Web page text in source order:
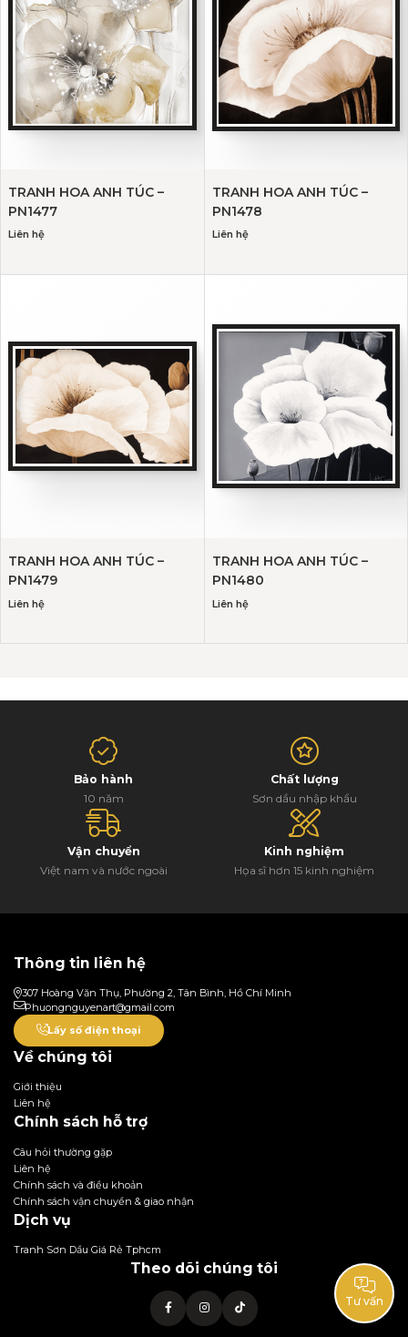
TRANH HOA ANH TÚC –
PN1477
Liên hệ
TRANH HOA ANH TÚC –
PN1478
Liên hệ
TRANH HOA ANH TÚC –
PN1479
Liên hệ
TRANH HOA ANH TÚC –
PN1480
Liên hệ
Bảo hành
10 năm
Chất lượng
Sơn dầu nhập khẩu
Vận chuyển
Việt nam và nước ngoài
Kinh nghiệm
Họa sĩ hơn 15 kinh nghiệm
Thông tin liên hệ
307 Hoàng Văn Thụ, Phường 2, Tân Bình, Hồ Chí Minh
Phuongnguyenart@gmail.com
Lấy số điện thoại
Về chúng tôi
Giới thiệu
Liên hệ
Chính sách hỗ trợ
Câu hỏi thường gặp
Liên hệ
Chính sách và điều khoản
Chính sách vận chuyển & giao nhận
Dịch vụ
Tranh Sơn Dầu Giá Rẻ Tphcm
Theo dõi chúng tôi
Tư vấn